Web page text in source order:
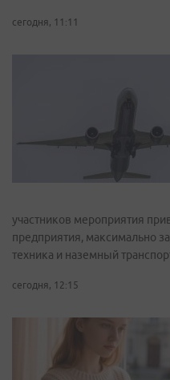
сегодня, 11:11
участников мероприятия
предприятия, максимально
техника и наземный
сегодня, 12:15